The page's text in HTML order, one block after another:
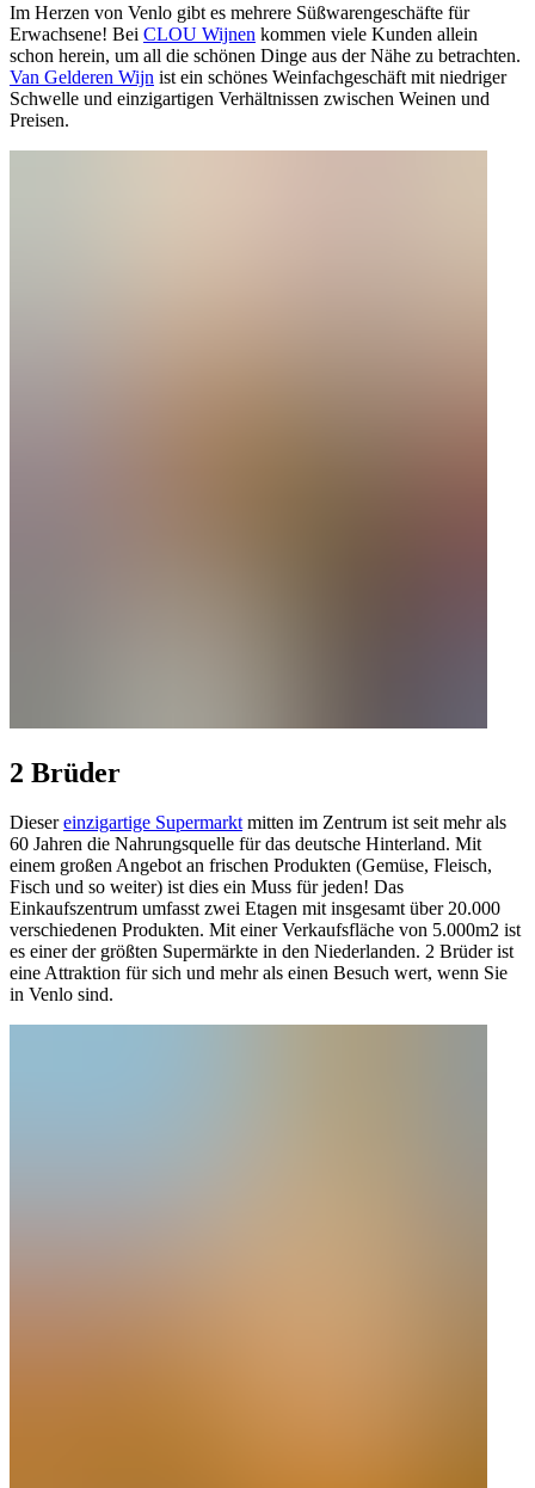
Im Herzen von Venlo gibt es mehrere Süßwarengeschäfte für
Erwachsene! Bei CLOU Wijnen kommen viele Kunden allein
schon herein, um all die schönen Dinge aus der Nähe zu betrachten.
Van Gelderen Wijn ist ein schönes Weinfachgeschäft mit niedriger
Schwelle und einzigartigen Verhältnissen zwischen Weinen und
Preisen.
2 Brüder
Diesereinzigartige Supermarktmitten im Zentrum ist seit mehr als
60 Jahren die Nahrungsquelle für das deutsche Hinterland. Mit
einem großen Angebot an frischen Produkten (Gemüse, Fleisch,
Fisch und so weiter) ist dies ein Muss für jeden! Das
Einkaufszentrum umfasst zwei Etagen mit insgesamt über 20.000
verschiedenen Produkten. Mit einer Verkaufsfläche von 5.000m2 ist
es einer der größten Supermärkte in den Niederlanden. 2 Brüder ist
eine Attraktion für sich und mehr als einen Besuch wert, wenn Sie
in Venlo sind.